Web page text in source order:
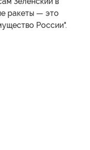
ракеты — это
России".